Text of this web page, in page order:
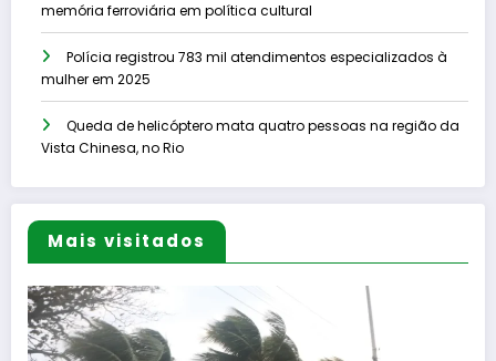
memória ferroviária em política cultural
Polícia registrou 783 mil atendimentos especializados à
mulher em 2025
Queda de helicóptero mata quatro pessoas na região da
Vista Chinesa, no Rio
Mais visitados